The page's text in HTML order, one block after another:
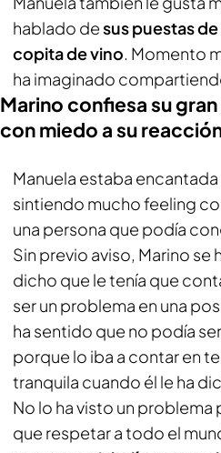
hablado desus puestas
copita de vino. Momento
ha imaginado
Marino confiesa su
con miedo a su
Manuela estaba
sintiendo mucho feeling
una persona que podía
Sin previo aviso, Marino se
dicho que le tenía que
ser un problema en una
ha sentido que no podía
porque lo iba a contar en
tranquila cuando él le ha
No lo ha visto un
que respetar a todo el